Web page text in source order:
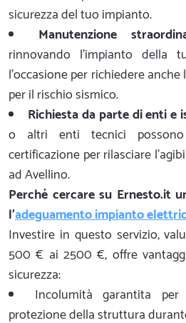
sicurezza del tuo impianto.
Manutenzione
rinnovando l'impianto della
l'occasione per richiedere anche
per il rischio sismico.
Richiesta da parte di enti e
o altri enti tecnici possono
certificazione per rilasciare
ad Avellino.
Perché cercare su Ernesto.it
l'adeguamento impianto
Investire in questo servizio,
500 € ai 2500 €, offre
sicurezza:
Incolumità garantita
protezione della struttura